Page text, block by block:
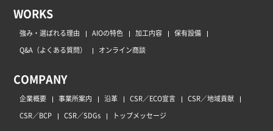
WORKS
強み・選ばれる理由 AIOの特色 加工内容
保有設備
Q&A（よくある質問）
オンライン商談
COMPANY
企業概要 事業所案内 沿革 CSR／ECO宣言
CSR／地域貢献
CSR／BCP
CSR／SDGs トップメッセージ